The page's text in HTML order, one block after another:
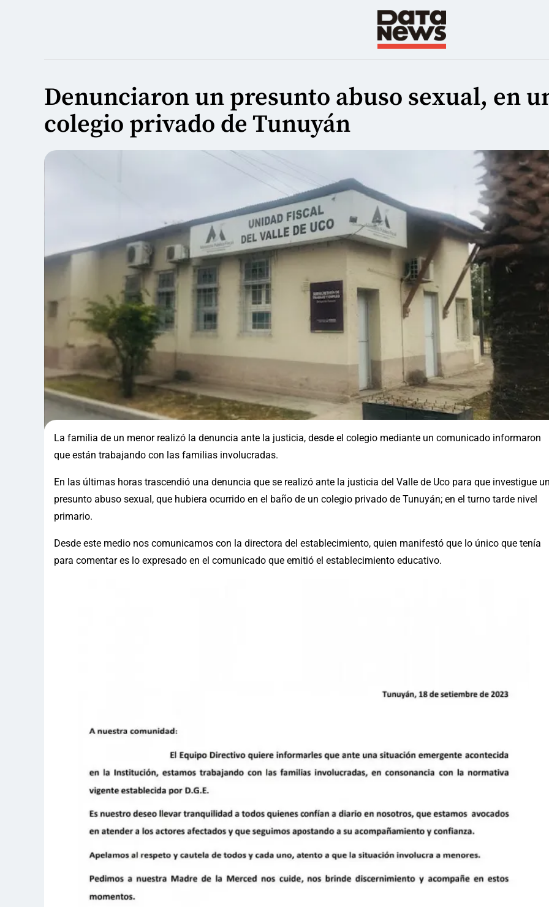
Denunciaron un presunto abuso sexual, en
colegio privado de Tunuyán
La familia de un menor realizó la denuncia ante la justicia, desde el colegio mediante un comunicado informaron
que están trabajando con las familias involucradas.
En las últimas horas trascendió una denuncia que se realizó ante la justicia del Valle de Uco para que investigue
presunto abuso sexual, que hubiera ocurrido en el baño de un colegio privado de Tunuyán; en el turno tarde nivel
primario.
Desde este medio nos comunicamos con la directora del establecimiento, quien manifestó que lo único que tenía
para comentar es lo expresado en el comunicado que emitió el establecimiento educativo.